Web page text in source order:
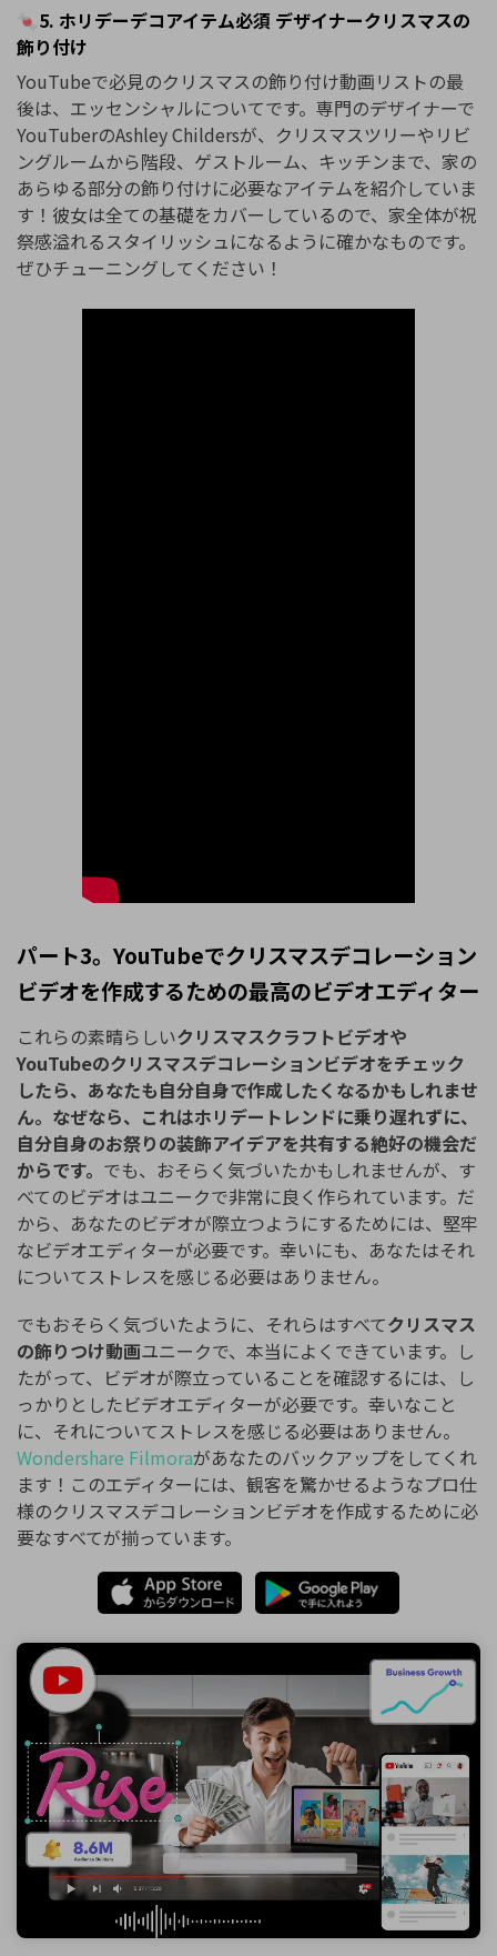
🍬5. ホリデーデコアイテム必須 デザイナークリスマスの
飾り付け
YouTubeで必見のクリスマスの飾り付け動画リストの最
後は、エッセンシャルについてです。専門のデザイナーで
YouTuberのAshley Childersが、クリスマスツリーやリビ
ングルームから階段、ゲストルーム、キッチンまで、家の
あらゆる部分の飾り付けに必要なアイテムを紹介していま
す！彼女は全ての基礎をカバーしているので、家全体が祝
祭感溢れるスタイリッシュになるように確かなものです。
ぜひチューニングしてください！
パート3。YouTubeでクリスマスデコレーション
ビデオを作成するための最高のビデオエディター
これらの素晴らしいクリスマスクラフトビデオや
YouTubeのクリスマスデコレーションビデオをチェック
したら、あなたも自分自身で作成したくなるかもしれませ
ん。なぜなら、これはホリデートレンドに乗り遅れずに、
自分自身のお祭りの装飾アイデアを共有する絶好の機会だ
からです。 でも、おそらく気づいたかもしれませんが、す
べてのビデオはユニークで非常に良く作られています。だ
から、あなたのビデオが際立つようにするためには、堅牢
なビデオエディターが必要です。幸いにも、あなたはそれ
についてストレスを感じる必要はありません。
でもおそらく気づいたように、それらはすべてクリスマス
の飾りつけ動画ユニークで、本当によくできています。し
たがって、ビデオが際立っていることを確認するには、し
っかりとしたビデオエディターが必要です。幸いなこと
に、それについてストレスを感じる必要はありません。
Wondershare Filmoraがあなたのバックアップをしてくれ
ます！このエディターには、観客を驚かせるようなプロ仕
様のクリスマスデコレーションビデオを作成するために必
要なすべてが揃っています。